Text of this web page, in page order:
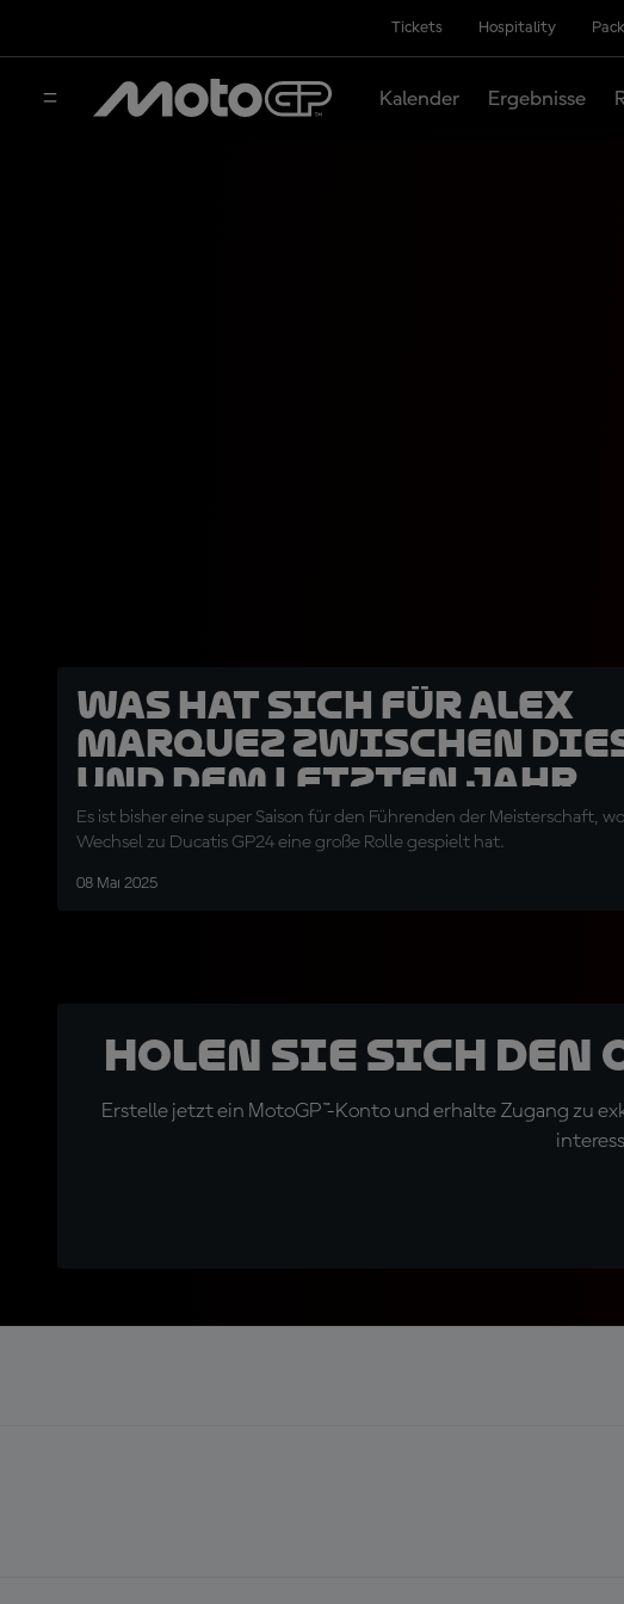
Tickets Hospitality
Kalender Ergebnisse
Was hat sich für Alex
Marquez zwischen
und dem letzten Jahr
verändert?
Es ist bisher eine super Saison für den Führenden der Meisterschaft,
Wechsel zu Ducatis GP24 eine große Rolle gespielt hat.
08 Mai 2025
Holen Sie sich
Erstelle jetzt ein MotoGP™-Konto und erhalte Zugang zu